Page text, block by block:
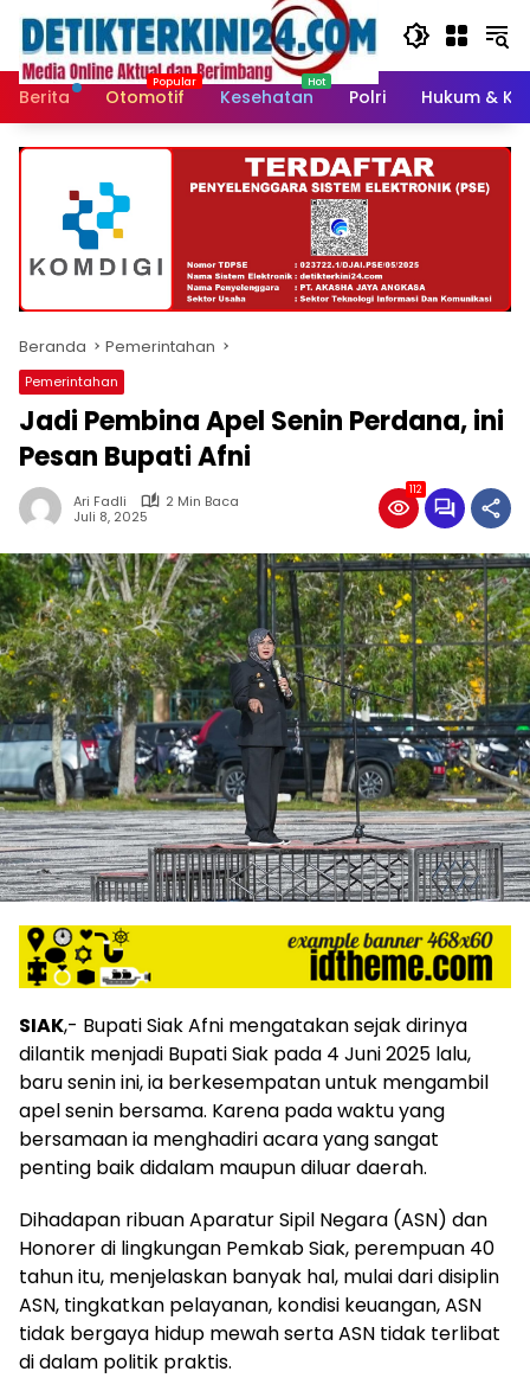
Langsung
konten
Berita
Otomotif Kesehatan Polri Hukum &
Beranda Pemerintahan
Pemerintahan
Jadi Pembina Apel Senin Perdana, ini
Pesan Bupati Afni
Ari Fadli
2 Min Baca
Juli 8, 2025
112
SIAK,- Bupati Siak Afni mengatakan sejak dirinya
dilantik menjadi Bupati Siak pada 4 Juni 2025 lalu,
baru senin ini, ia berkesempatan untuk mengambil
apel senin bersama. Karena pada waktu yang
bersamaan ia menghadiri acara yang sangat
penting baik didalam maupun diluar daerah.
Dihadapan ribuan Aparatur Sipil Negara (ASN) dan
Honorer di lingkungan Pemkab Siak, perempuan 40
tahun itu, menjelaskan banyak hal, mulai dari disiplin
ASN, tingkatkan pelayanan, kondisi keuangan, ASN
tidak bergaya hidup mewah serta ASN tidak terlibat
di dalam politik praktis.